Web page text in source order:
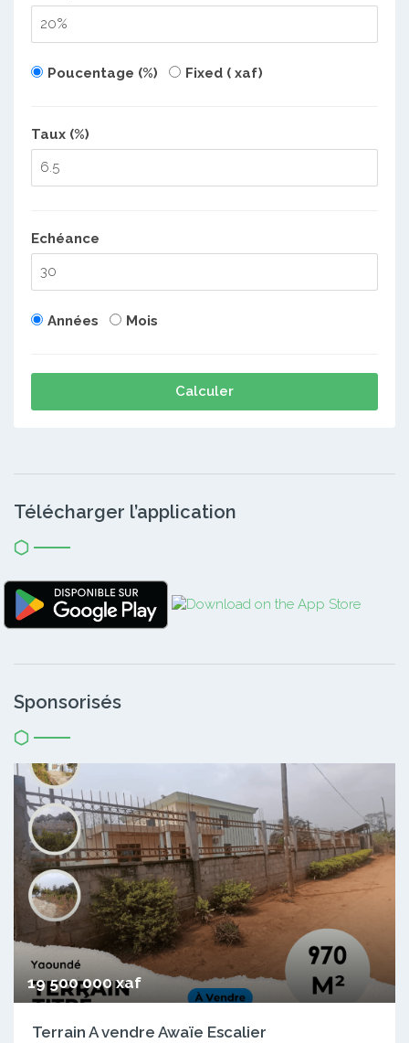
Poucentage (%) Fixed ( xaf)
Taux (%)
Echéance
Années Mois
Calculer
Télécharger l’application
Sponsorisés
19 500 000 xaf
Terrain A vendre Awaïe Escalier